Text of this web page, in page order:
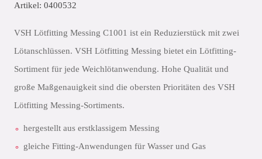
Artikel: 0400532
VSH Lötfitting Messing C1001 ist ein Reduzierstück mit zwei
Lötanschlüssen. VSH Lötfitting Messing bietet ein Lötfitting-
Sortiment für jede Weichlötanwendung. Hohe Qualität und
große Maßgenauigkeit sind die obersten Prioritäten des VSH
Lötfitting Messing-Sortiments.
hergestellt aus erstklassigem Messing
gleiche Fitting-Anwendungen für Wasser und Gas